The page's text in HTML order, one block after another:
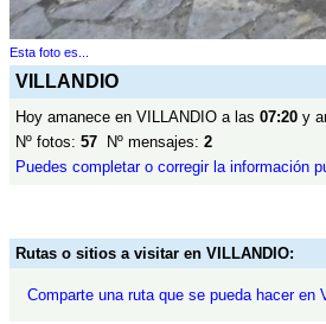
Esta foto es...
VILLANDIO
Hoy amanece en VILLANDIO a las 07:20 y
Nº fotos: 57 Nº mensajes: 2
Puedes completar o corregir la información
Rutas o sitios a visitar en VILLANDIO:
Comparte una ruta que se pueda hacer en